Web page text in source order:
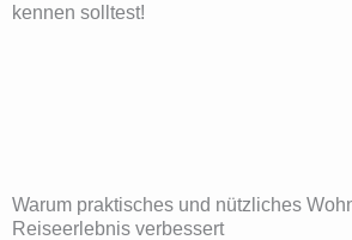
kennen solltest!
Warum praktisches und nützliches
Reiseerlebnis verbessert